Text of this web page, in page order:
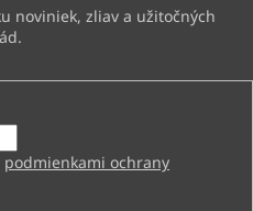
podmienkami ochrany